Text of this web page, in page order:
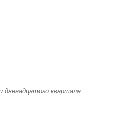
двенадцатого квартала